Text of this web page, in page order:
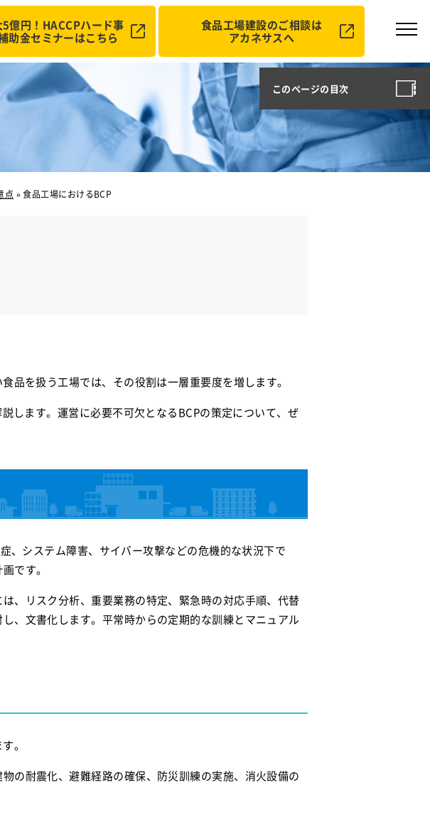
億円！HACCPハード事
助金セミナーはこちら
食品工場建設のご相談は
アカネサスへ
点 »食品工場におけるBCP
このページの目次
品を扱う工場では、その役割は一層重要度を増します。
します。運営に必要不可欠となるBCPの策定について、ぜ
システム障害、サイバー攻撃などの危機的な状況下で
です。
、リスク分析、重要業務の特定、緊急時の対応手順、代替
、文書化します。平常時からの定期的な訓練とマニュアル
。
の耐震化、避難経路の確保、防災訓練の実施、消火設備の